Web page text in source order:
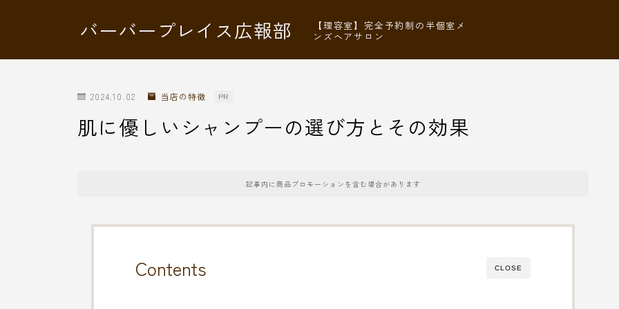
バーバープレイス広報部
【理容室】完全予約制の半個室メ
ンズヘアサロン
2024.10.02 当店の特徴 PR
肌に優しいシャンプーの選び方とその効果
記事内に商品プロモーションを含む場合があります
CLOSE
Contents